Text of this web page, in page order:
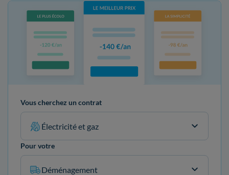
Vous cherchez un contrat
Électricité et gaz
Pour votre
Déménagement